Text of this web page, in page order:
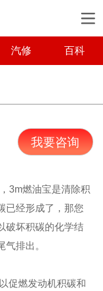
汽修 百科
我要咨询
3m燃油宝是清除积
已经形成了，那您
破坏积碳的化学结
排出。
促燃发动机积碳和